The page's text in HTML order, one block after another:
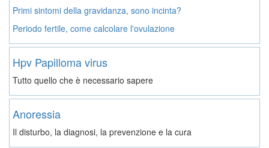
Primi sintomi della gravidanza, sono incinta?
Periodo fertile, come calcolare l'ovulazione
Hpv Papilloma virus
Tutto quello che è necessario sapere
Anoressia
Il disturbo, la diagnosi, la prevenzione e la cura